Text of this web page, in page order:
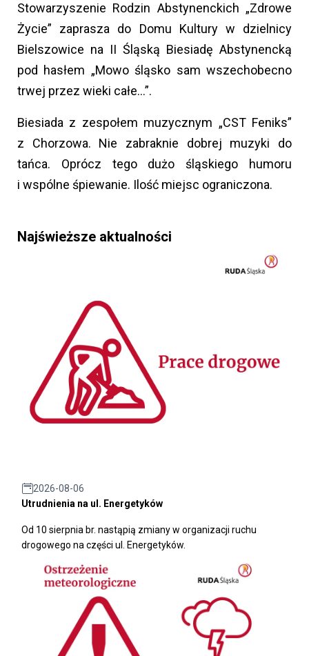
Stowarzyszenie Rodzin Abstynenckich „Zdrowe
Życie” zaprasza do Domu Kultury w dzielnicy
Bielszowice na II Śląską Biesiadę Abstynencką
pod hasłem „Mowo śląsko sam wszechobecno
trwej przez wieki całe…”.
Biesiada z zespołem muzycznym „CST Feniks”
z Chorzowa. Nie zabraknie dobrej muzyki do
tańca. Oprócz tego dużo śląskiego humoru
i wspólne śpiewanie. Ilość miejsc ograniczona.
Najświeższe aktualności
2026-08-06
Utrudnienia na ul. Energetyków
Od 10 sierpnia br. nastąpią zmiany w organizacji ruchu
drogowego na części ul. Energetyków.